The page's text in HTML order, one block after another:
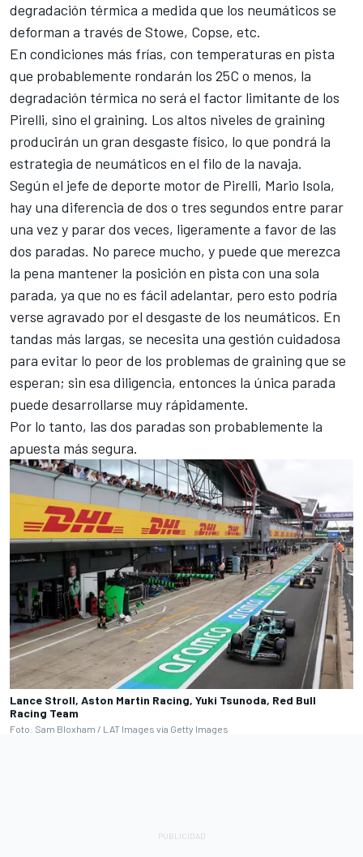
degradación térmica a medida que los neumáticos se
deforman a través de Stowe, Copse, etc.
En condiciones más frías, con temperaturas en pista
que probablemente rondarán los 25C o menos, la
degradación térmica no será el factor limitante de los
Pirelli, sino el graining. Los altos niveles de graining
producirán un gran desgaste físico, lo que pondrá la
estrategia de neumáticos en el filo de la navaja.
Según el jefe de deporte motor de Pirelli, Mario Isola,
hay una diferencia de dos o tres segundos entre parar
una vez y parar dos veces, ligeramente a favor de las
dos paradas. No parece mucho, y puede que merezca
la pena mantener la posición en pista con una sola
parada, ya que no es fácil adelantar, pero esto podría
verse agravado por el desgaste de los neumáticos. En
tandas más largas, se necesita una gestión cuidadosa
para evitar lo peor de los problemas de graining que se
esperan; sin esa diligencia, entonces la única parada
puede desarrollarse muy rápidamente.
Por lo tanto, las dos paradas son probablemente la
apuesta más segura.
Lance Stroll, Aston Martin Racing, Yuki Tsunoda, Red Bull
Racing Team
Foto: Sam Bloxham / LAT Images vía Getty Images